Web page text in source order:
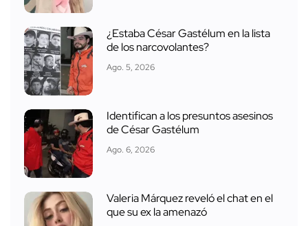
¿Estaba César Gastélum en la lista
de los narcovolantes?
Ago. 5, 2026
Identifican a los presuntos asesinos
de César Gastélum
Ago. 6, 2026
Valeria Márquez reveló el chat en el
que su ex la amenazó